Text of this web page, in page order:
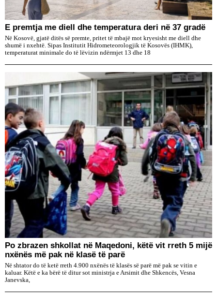
E premtja me diell dhe temperatura deri në 37 gradë
Në Kosovë, gjatë ditës së premte, pritet të mbajë mot kryesisht me diell dhe
shumë i nxehtë. Sipas Institutit Hidrometeorologjik të Kosovës (IHMK),
temperaturat minimale do të lëvizin ndërmjet 13 dhe 18
Po zbrazen shkollat në Maqedoni, këtë vit rreth 5 mijë
nxënës më pak në klasë të parë
Në shtator do të ketë rreth 4.900 nxënës të klasës së parë më pak se vitin e
kaluar. Këtë e ka bërë të ditur sot ministrja e Arsimit dhe Shkencës, Vesna
Janevska,